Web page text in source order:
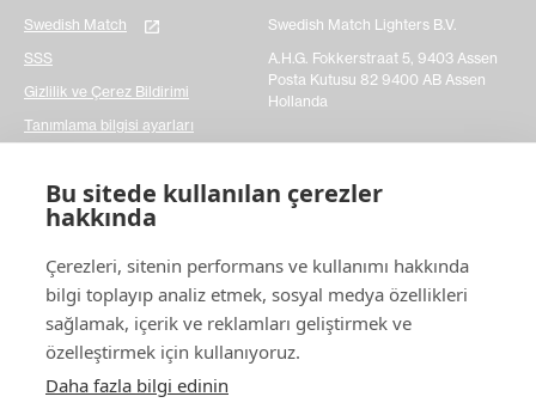
Bu sitede kullanılan çerezler
hakkında
Çerezleri, sitenin performans ve kullanımı hakkında
bilgi toplayıp analiz etmek, sosyal medya özellikleri
sağlamak, içerik ve reklamları geliştirmek ve
özelleştirmek için kullanıyoruz.
Daha fazla bilgi edinin
Swedish Match
SSS
Gizlilik ve Çerez Bildirimi
Tanımlama bilgisi ayarları
Swedish Match Lighters B.V.
A.H.G. Fokkerstraat 5, 9403 Assen
Posta Kutusu 82 9400 AB Assen
Hollanda
Temasta ol
bize bildirin. Sahip olabileceğiniz herhangi bir konuda
daha hızlı hareket etmemize gerçekten yardımcı olur.
Teşekkürler!
Bize
ulaşın